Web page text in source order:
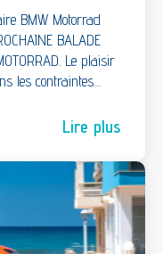
BMW Motorrad
BALADE
Le plaisir
les contraintes…
Lire plus